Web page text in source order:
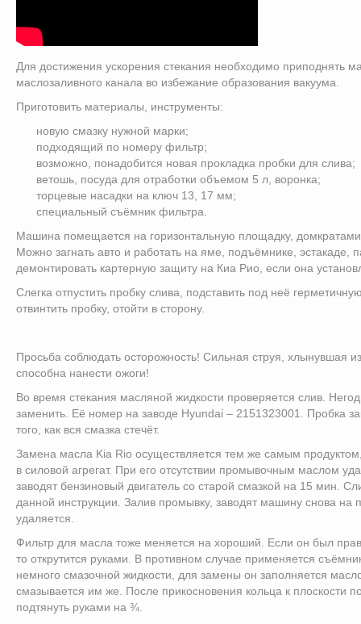
Для достижения ускорения стекания необходимо приподнять
маслозаливного канала во избежание образования вакуума.
Приготовить материалы, инструменты:
новую смазку нужной марки;
подходящий по номеру фильтр;
возможно, понадобится новая прокладка пробки для слива;
ветошь, посуда для отработки объемом 5 л, воронка;
торцевые насадки на ключ 13, 17 мм;
специальный съёмник фильтра.
Машина помещается на горизонтальную площадку,
Можно загнать авто и работать на яме, подъёмнике, эстакаде,
демонтировать картерную защиту на Киа Рио, если она
Слегка отпустить пробку слива, подставить под неё
отвинтить пробку, отойти в сторону.
Просьба соблюдать осторожность! Сильная струя, хлынувшая
способна нанести ожоги!
Во время стекания масляной жидкости проверяется слив.
заменить. Её номер на заводе Hyundai – 2151323001. Пробка
того, как вся смазка стечёт.
Замена масла Kia Rio осуществляется тем же самым
в силовой агрегат. При его отсутствии промывочным маслом
заводят бензиновый двигатель со старой смазкой на 15 мин.
данной инструкции. Залив промывку, заводят машину снова на
удаляется.
Фильтр для масла тоже меняется на хороший. Если он был
то открутится руками. В противном случае применяется
немного смазочной жидкости, для замены он заполняется
смазывается им же. После прикосновения кольца к плоскости
подтянуть руками на ¾.